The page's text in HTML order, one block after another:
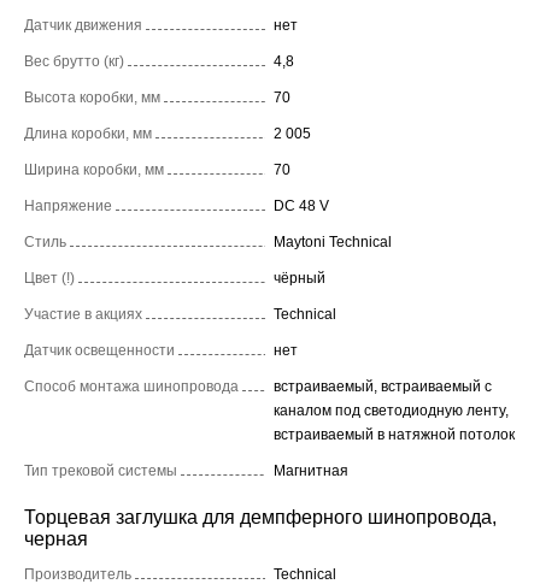
Датчик движения нет
Вес брутто (кг) 4,8
Высота коробки, мм 70
Длина коробки, мм 2 005
Ширина коробки, мм 70
Напряжение DC 48 V
Стиль Maytoni Technical
Цвет (!) чёрный
Участие в акциях Technical
Датчик освещенности нет
Способ монтажа шинопровода
встраиваемый, встраиваемый с
каналом под светодиодную ленту,
встраиваемый в натяжной потолок
Тип трековой системы Магнитная
Торцевая заглушка для демпферного шинопровода,
черная
Производитель Technical